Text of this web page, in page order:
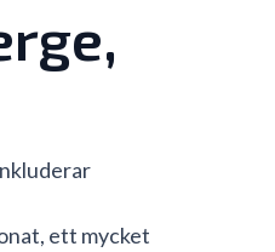
ett mycket